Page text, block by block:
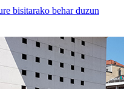
bisitarako behar duzun